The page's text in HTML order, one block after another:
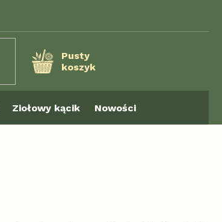
KOSZYK
Pusty
koszyk
Ziołowy kącik Nowości